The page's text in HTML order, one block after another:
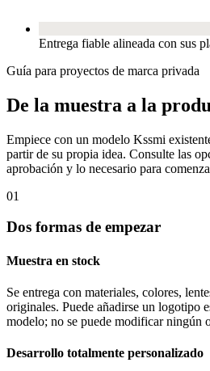
Entrega fiable alineada con sus
Guía para proyectos de marca privada
De la muestra a la
Empiece con un modelo Kssmi
partir de su propia idea. Consulte las
aprobación y lo necesario para
01
Dos formas de empezar
Muestra en stock
Se entrega con materiales, colores,
originales. Puede añadirse un logotipo
modelo; no se puede modificar ningún
Desarrollo totalmente personalizado